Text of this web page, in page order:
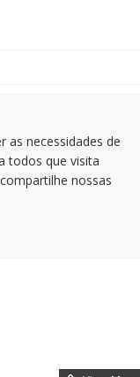
as necessidades de
todos que visita
nossas